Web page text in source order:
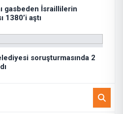
gasbeden İsraillilerin
1380’i aştı
soruşturmasında 2